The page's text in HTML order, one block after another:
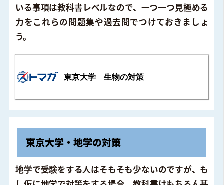
いる事項は教科書レベルなので、一つ一つ見極める
力をこれらの問題集や過去問でつけておきましょ
う。
東京大学 生物の対策
東京大学・地学の対策
地学で受験をする人はそもそも少ないのですが、も